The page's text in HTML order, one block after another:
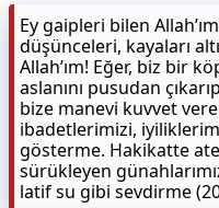
Ey gaipleri bilen
düşünceleri, kayaları
Allah’ım! Eğer, biz bir
aslanını pusudan
bize manevi kuvvet
ibadetlerimizi,
gösterme. Hakikatte
sürükleyen
latif su gibi sevdirme